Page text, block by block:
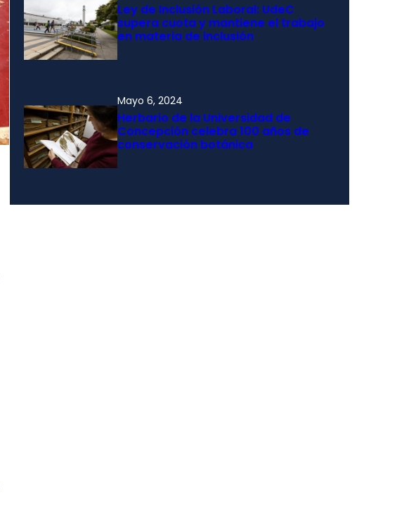
Ley de Inclusión Laboral: UdeC
supera cuota y mantiene el trabajo
en materia de inclusión
Mayo 6, 2024
Herbario de la Universidad de
Concepción celebra 100 años de
conservación botánica